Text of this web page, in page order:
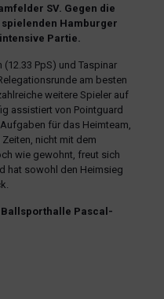
SV. Gegen die
Hamburger
Partie.
(12.33 PpS) und Taspinar
am besten
weitere Spieler auf
assistiert von Pointguard
für das Heimteam,
nicht mit dem
wie gewohnt, freut sich
hat sowohl den Heimsieg
Ballsporthalle Pascal-